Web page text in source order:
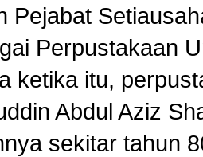
Pejabat
Perpustakaan
ketika itu,
Abdul Aziz
sekitar tahun